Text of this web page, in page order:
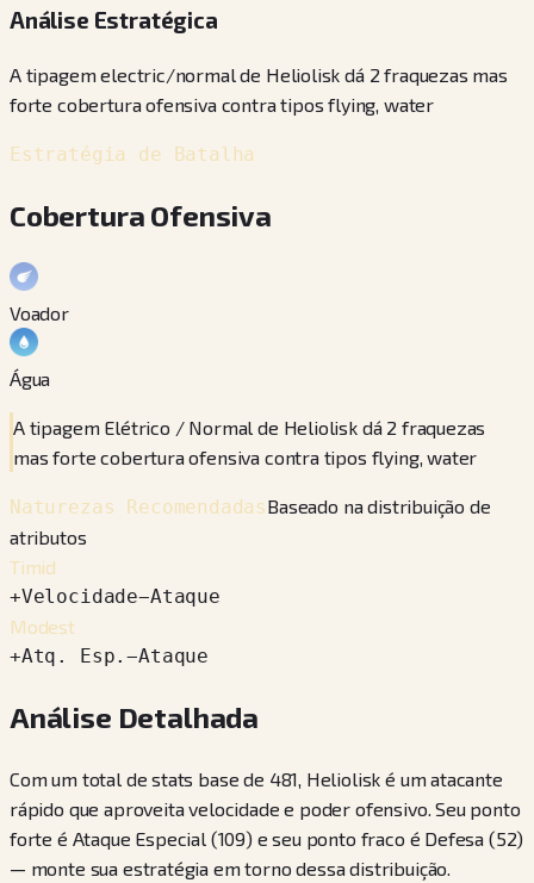
Análise Estratégica
A tipagem electric/normal de Heliolisk dá 2 fraquezas mas
forte cobertura ofensiva contra tipos flying, water
Estratégia de Batalha
Cobertura Ofensiva
Voador
Água
A tipagem Elétrico / Normal de Heliolisk dá 2 fraquezas
mas forte cobertura ofensiva contra tipos flying, water
Naturezas RecomendadasBaseado na distribuição de
atributos
Timid
+Velocidade−Ataque
Modest
+Atq. Esp.−Ataque
Análise Detalhada
Com um total de stats base de 481, Heliolisk é um atacante
rápido que aproveita velocidade e poder ofensivo. Seu ponto
forte é Ataque Especial (109) e seu ponto fraco é Defesa (52)
— monte sua estratégia em torno dessa distribuição.